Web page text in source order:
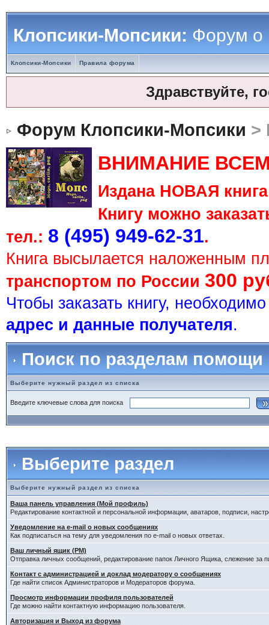
Клопсики-Мопсики:Форум о
Клопсики-Мопсики Правила форума
Здравствуйте,
Форум Клопсики-Мопсики >
ВНИМАНИЕ
Издана НОВАЯ
Книгу можно
тел.: 8 (495) 949-62-31.
Книга высылается наложенным
транспортом по России 300
Чтобы заказать книгу,
адрес и данные получателя.
Поиск по разделам помощи
Выберите нужный раздел из списка
Введите ключевые слова для поиска
Выберите раздел
Выберите нужный раздел из списка
Ваша панель управления (Мой профиль)
Редактирование контактной и персональной информации, аватаров, подписи,
Уведомление на e-mail о новых сообщениях
Как подписаться на тему для уведомления по e-mail о новых ответах.
Ваш личный ящик (PM)
Отправка личных сообщений, редактирование папок Личного Ящика, слежение за
Контакт с администрацией и доклад модератору о сообщениях
Где найти список Администраторов и Модераторов форума.
Просмотр информации профиля пользователей
Где можно найти контактную информацию пользователя.
Авторизация и Выход из форума